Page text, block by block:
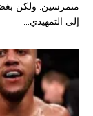
متمرسين. ولكن
إلى التمهيدي...